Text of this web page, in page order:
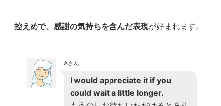
控えめで、感謝の気持ちを含んだ表現が好まれます。
Aさん
I would appreciate it if you
could wait a little longer.